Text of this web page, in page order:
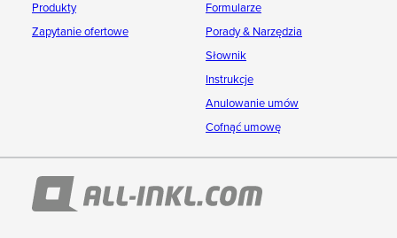
Produkty
Zapytanie ofertowe
Formularze
Porady & Narzędzia
Słownik
Instrukcje
Anulowanie umów
Cofnąć umowę